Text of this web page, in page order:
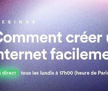
d'administration
pour créer un site web
image